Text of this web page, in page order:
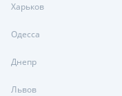
Харьков
Одесса
Днепр
Львов